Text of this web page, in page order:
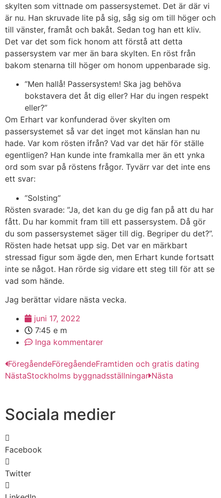
skylten som vittnade om passersystemet. Det är där vi
är nu. Han skruvade lite på sig, såg sig om till höger och
till vänster, framåt och bakåt. Sedan tog han ett kliv.
Det var det som fick honom att förstå att detta
passersystem var mer än bara skylten. En röst från
bakom stenarna till höger om honom uppenbarade sig.
”Men hallå! Passersystem! Ska jag behöva
bokstavera det åt dig eller? Har du ingen respekt
eller?”
Om Erhart var konfunderad över skylten om
passersystemet så var det inget mot känslan han nu
hade. Var kom rösten ifrån? Vad var det här för ställe
egentligen? Han kunde inte framkalla mer än ett ynka
ord som svar på röstens frågor. Tyvärr var det inte ens
ett svar:
”Solsting”
Rösten svarade: ”Ja, det kan du ge dig fan på att du har
fått. Du har kommit fram till ett passersystem. Då gör
du som passersystemet säger till dig. Begriper du det?”.
Rösten hade hetsat upp sig. Det var en märkbart
stressad figur som ägde den, men Erhart kunde fortsatt
inte se något. Han rörde sig vidare ett steg till för att se
vad som hände.
Jag berättar vidare nästa vecka.
juni 17, 2022
7:45 e m
Inga kommentarer
FöregåendeFöregåendeFramtiden och gratis dating
NästaStockholms byggnadsställningar Nästa
Sociala medier
Facebook
Twitter